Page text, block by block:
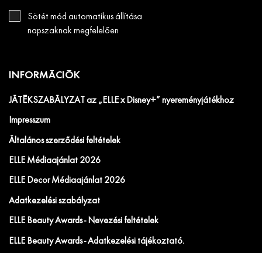
Sötét mód automatikus állítása
napszaknak megfelelően
INFORMÁCIÓK
JÁTÉKSZABÁLYZAT az „ELLE x Disney+” nyereményjátékhoz
Impresszum
Általános szerződési feltételek
ELLE Médiaajánlat 2026
ELLE Decor Médiaajánlat 2026
Adatkezelési szabályzat
ELLE Beauty Awards - Nevezési feltételek
ELLE Beauty Awards - Adatkezelési tájékoztató.